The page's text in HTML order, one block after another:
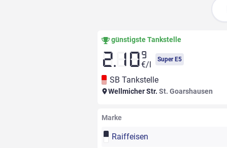
günstigste Tankstelle
2.10 9
€/l
Super E5
SB Tankstelle
Wellmicher Str. St. Goarshausen
Marke
Raiffeisen